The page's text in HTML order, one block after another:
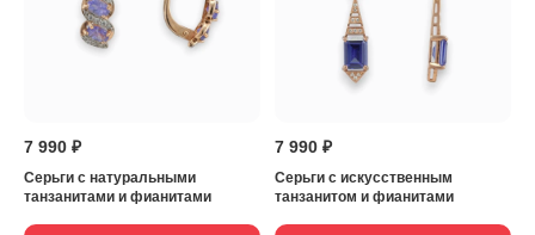
7 990 ₽
Серьги с натуральными
танзанитами и фианитами
7 990 ₽
Серьги с искусственным
танзанитом и фианитами